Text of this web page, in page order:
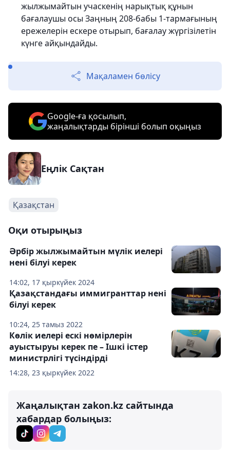
жылжымайтын учаскенің нарықтық құнын
бағалаушы осы Заңның 208-бабы 1-тармағының
ережелерін ескере отырып, бағалау жүргізілетін
күнге айқындайды.
Мақаламен бөлісу
Google-ға қосылып,
жаңалықтарды бірінші болып оқыңыз
Еңлік Сақтан
Қазақстан
Оқи отырыңыз
14:02, 17 қыркүйек 2024
Әрбір жылжымайтын мүлік иелері
нені білуі керек
10:24, 25 тамыз 2022
Қазақстандағы иммигранттар нені
білуі керек
14:28, 23 қыркүйек 2022
Көлік иелері ескі нөмірлерін
ауыстыруы керек пе – Ішкі істер
министрлігі түсіндірді
Жаңалықтан zakon.kz сайтында
хабардар болыңыз: